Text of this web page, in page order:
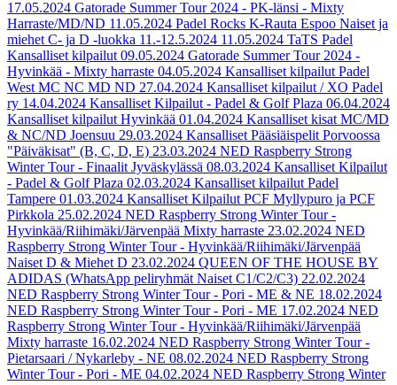
17.05.2024 Gatorade Summer Tour 2024 - PK-länsi - Mixty
Harraste/MD/ND 11.05.2024 Padel Rocks K-Rauta Espoo Naiset ja
miehet C- ja D -luokka 11.-12.5.2024 11.05.2024 TaTS Padel
Kansalliset kilpailut 09.05.2024 Gatorade Summer Tour 2024 -
Hyvinkää - Mixty harraste 04.05.2024 Kansalliset kilpailut Padel
West MC NC MD ND 27.04.2024 Kansalliset kilpailut / XO Padel
ry 14.04.2024 Kansalliset Kilpailut - Padel & Golf Plaza 06.04.2024
Kansalliset kilpailut Hyvinkää 01.04.2024 Kansalliset kisat MC/MD
& NC/ND Joensuu 29.03.2024 Kansalliset Pääsiäispelit Porvoossa
"Päiväkisat" (B, C, D, E) 23.03.2024 NED Raspberry Strong
Winter Tour - Finaalit Jyväskylässä 08.03.2024 Kansalliset Kilpailut
- Padel & Golf Plaza 02.03.2024 Kansalliset kilpailut Padel
Tampere 01.03.2024 Kansalliset Kilpailut PCF Myllypuro ja PCF
Pirkkola 25.02.2024 NED Raspberry Strong Winter Tour -
Hyvinkää/Riihimäki/Järvenpää Mixty harraste 23.02.2024 NED
Raspberry Strong Winter Tour - Hyvinkää/Riihimäki/Järvenpää
Naiset D & Miehet D 23.02.2024 QUEEN OF THE HOUSE BY
ADIDAS (WhatsApp peliryhmät Naiset C1/C2/C3) 22.02.2024
NED Raspberry Strong Winter Tour - Pori - ME & NE 18.02.2024
NED Raspberry Strong Winter Tour - Pori - ME 17.02.2024 NED
Raspberry Strong Winter Tour - Hyvinkää/Riihimäki/Järvenpää
Mixty harraste 16.02.2024 NED Raspberry Strong Winter Tour -
Pietarsaari / Nykarleby - NE 08.02.2024 NED Raspberry Strong
Winter Tour - Pori - ME 04.02.2024 NED Raspberry Strong Winter